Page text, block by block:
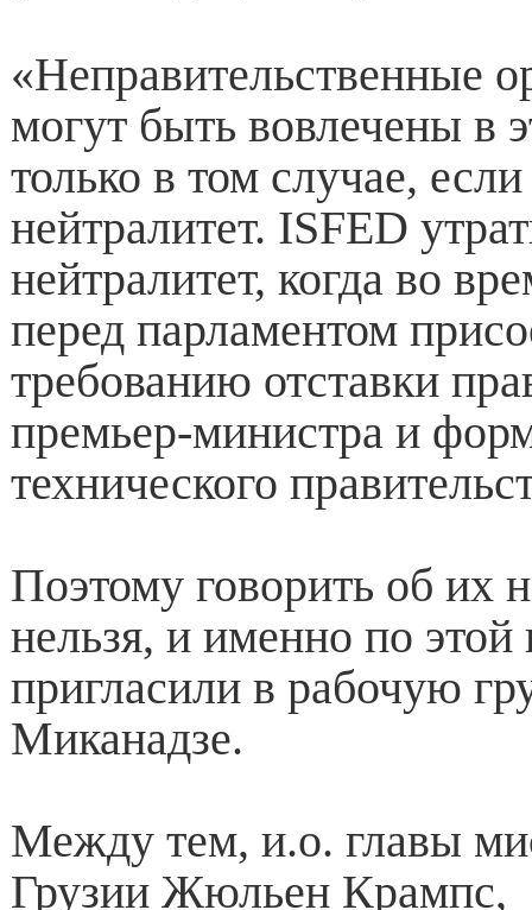
«Неправительственные
могут быть вовлечены в
только в том случае,
нейтралитет. ISFED
нейтралитет, когда во
перед парламентом
требованию отставки
премьер-министра и
технического
Поэтому говорить об их
нельзя, и именно по
пригласили в рабочую
Миканадзе.
Между тем, и.о. главы
Грузии Жюльен Крампс,